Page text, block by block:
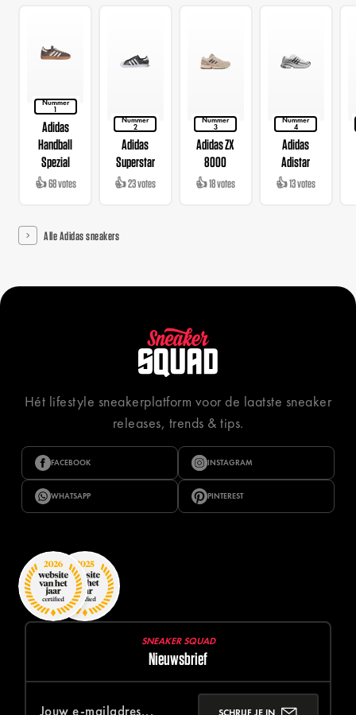
Nummer
1
Adidas
Handball
Spezial
👍 68 votes
Nummer
2
Adidas
Superstar
👍 23 votes
Nummer
3
Adidas ZX
8000
👍 18 votes
Nummer
4
Adidas
Adistar
👍 13 votes
Alle Adidas sneakers
Hét lifestyle sneakerplatform voor de laatste sneaker
releases, trends & tips.
FACEBOOK INSTAGRAM
WHATSAPP PINTEREST
SNEAKER SQUAD
Nieuwsbrief